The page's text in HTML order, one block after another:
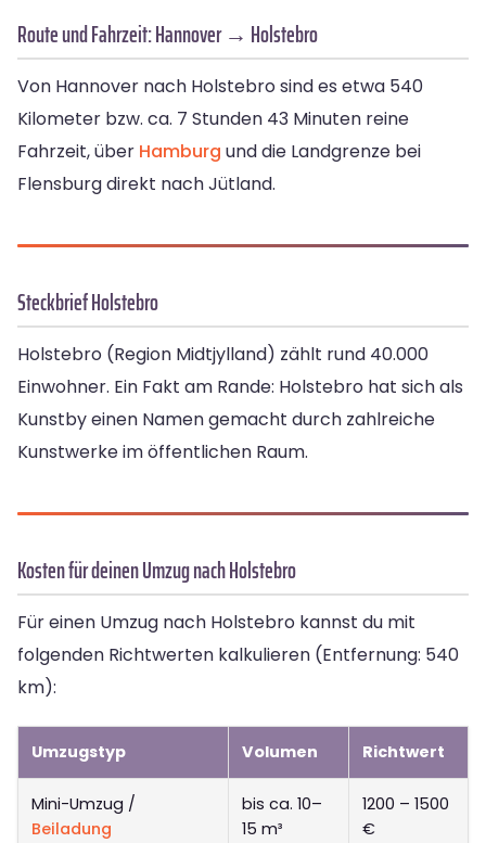
Route und Fahrzeit: Hannover → Holstebro
Von Hannover nach Holstebro sind es etwa 540
Kilometer bzw. ca. 7 Stunden 43 Minuten reine
Fahrzeit, über Hamburg und die Landgrenze bei
Flensburg direkt nach Jütland.
Steckbrief Holstebro
Holstebro (Region Midtjylland) zählt rund 40.000
Einwohner. Ein Fakt am Rande: Holstebro hat sich als
Kunstby einen Namen gemacht durch zahlreiche
Kunstwerke im öffentlichen Raum.
Kosten für deinen Umzug nach Holstebro
Für einen Umzug nach Holstebro kannst du mit
folgenden Richtwerten kalkulieren (Entfernung: 540
km):
Umzugstyp Volumen Richtwert
Mini-Umzug /
Beiladung
bis ca. 10–
15 m³
1200 – 1500
€